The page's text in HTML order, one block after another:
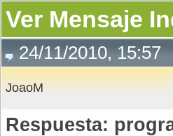
Ver Mensaje
24/11/2010, 15:57
JoaoM
Respuesta: